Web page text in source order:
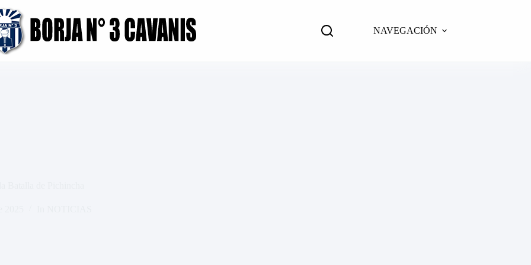
NAVEGACIÓN